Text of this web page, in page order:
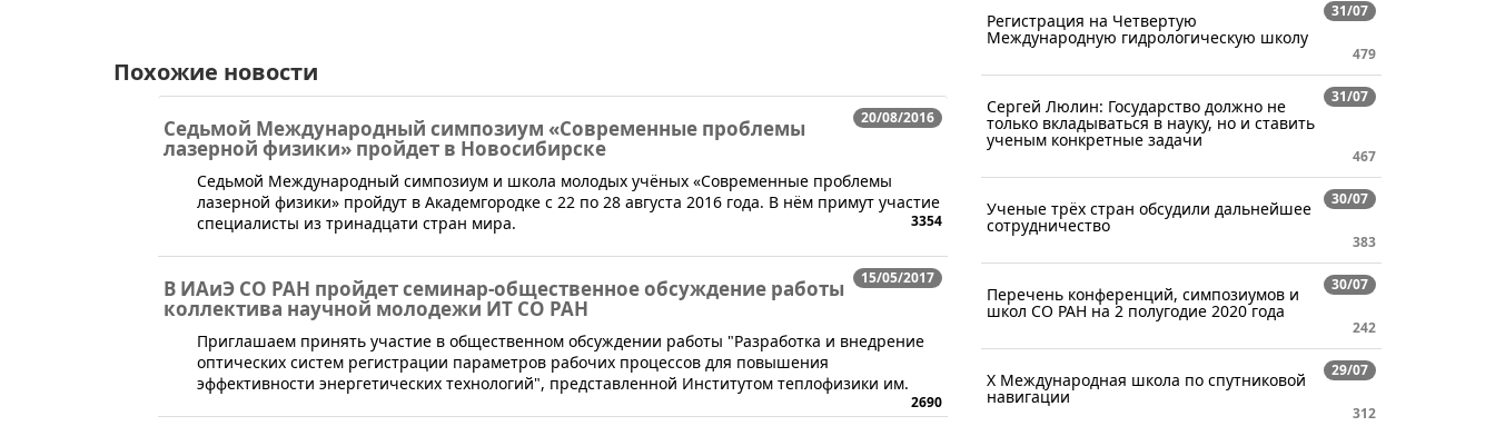
Похожие новости
20/08/2016
​Седьмой Международный симпозиум «Современные проблемы
лазерной физики» пройдет в Новосибирске
​Седьмой Международный симпозиум и школа молодых учёных «Современные проблемы
лазерной физики» пройдут в Академгородке с 22 по 28 августа 2016 года. В нём примут участие
специалисты из тринадцати стран мира.
3354
15/05/2017
В ИАиЭ СО РАН пройдет семинар-общественное обсуждение работы
коллектива научной молодежи ИТ СО РАН
​Приглашаем принять участие в общественном обсуждении работы "Разработка и внедрение
оптических систем регистрации параметров рабочих процессов для повышения
эффективности энергетических технологий", представленной Институтом теплофизики им.
2690
31/07
Регистрация на Четвертую
Международную гидрологическую школу
479
31/07
Сергей Люлин: Государство должно не
только вкладываться в науку, но и ставить
ученым конкретные задачи
467
30/07
Ученые трёх стран обсудили дальнейшее
сотрудничество
383
30/07
Перечень конференций, симпозиумов и
школ СО РАН на 2 полугодие 2020 года
242
29/07
X Международная школа по спутниковой
навигации
312